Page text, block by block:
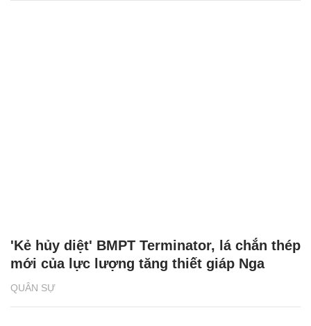
QUÂN SỰ
'Kẻ hủy diệt' BMPT Terminator, lá chắn thép
mới của lực lượng tăng thiết giáp Nga